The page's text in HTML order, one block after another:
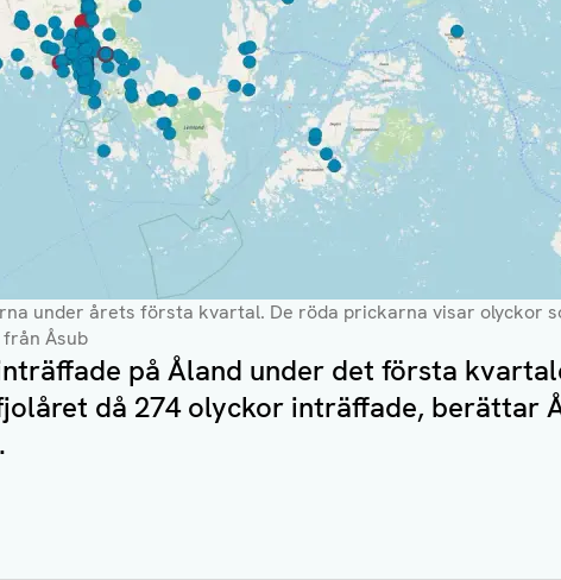
under årets första kvartal. De röda prickarna visar olyckor
Åsub
på Åland under det första
då 274 olyckor inträffade, berättar